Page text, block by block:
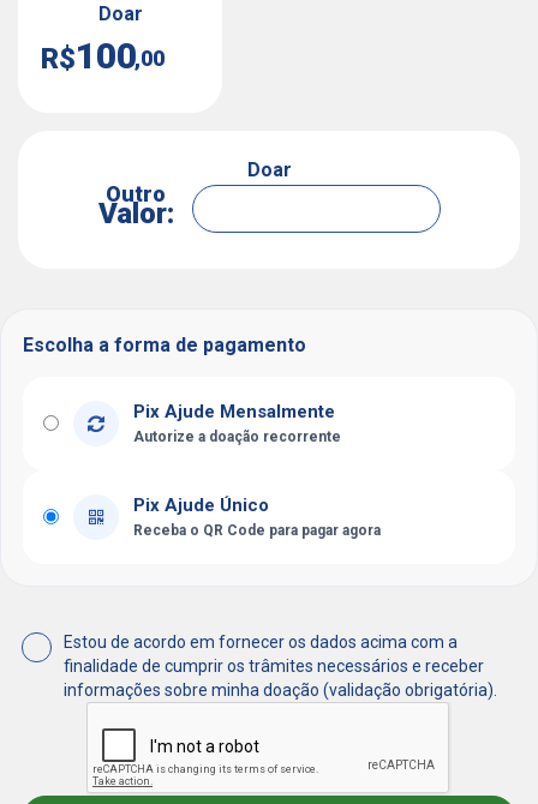
Doar
R$100,00
Doar
Outro
Valor:
Escolha a forma de pagamento
Pix Ajude Mensalmente
Autorize a doação recorrente
Pix Ajude Único
Receba o QR Code para pagar agora
Estou de acordo em fornecer os dados acima com a
finalidade de cumprir os trâmites necessários e receber
informações sobre minha doação (validação obrigatória).